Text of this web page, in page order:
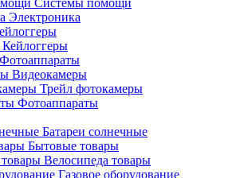
Системы помощи
Электроника
Кейлоггеры
Видеокамеры
Трейл фотокамеры
Фотоаппараты
Батареи солнечные
Бытовые товары
Велосипеда товары
Газовое оборудование